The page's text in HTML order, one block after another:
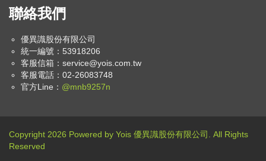
聯絡我們
優異識股份有限公司
統一編號：53918206
客服信箱： service@yois.com.tw
客服電話：02-26083748
官方Line： @mnb9257n
Copyright 2026 Powered by Yois 優異識股份有限公司. All Rights
Reserved